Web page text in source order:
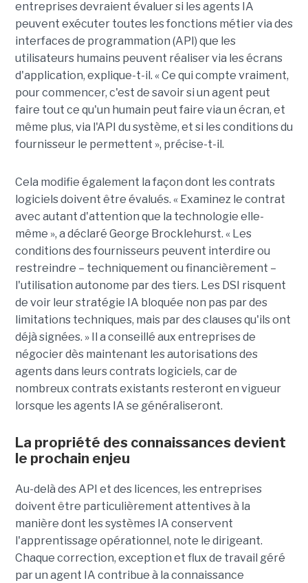
entreprises devraient évaluer si les agents IA
peuvent exécuter toutes les fonctions métier via des
interfaces de programmation (API) que les
utilisateurs humains peuvent réaliser via les écrans
d'application, explique-t-il. « Ce qui compte vraiment,
pour commencer, c'est de savoir si un agent peut
faire tout ce qu'un humain peut faire via un écran, et
même plus, via l'API du système, et si les conditions du
fournisseur le permettent », précise-t-il.
Cela modifie également la façon dont les contrats
logiciels doivent être évalués. « Examinez le contrat
avec autant d'attention que la technologie elle-
même », a déclaré George Brocklehurst. « Les
conditions des fournisseurs peuvent interdire ou
restreindre – techniquement ou financièrement – ​​
l'utilisation autonome par des tiers. Les DSI risquent
de voir leur stratégie IA bloquée non pas par des
limitations techniques, mais par des clauses qu'ils ont
déjà signées. » Il a conseillé aux entreprises de
négocier dès maintenant les autorisations des
agents dans leurs contrats logiciels, car de
nombreux contrats existants resteront en vigueur
lorsque les agents IA se généraliseront.
La propriété des connaissances devient
le prochain enjeu
Au-delà des API et des licences, les entreprises
doivent être particulièrement attentives à la
manière dont les systèmes IA conservent
l'apprentissage opérationnel, note le dirigeant.
Chaque correction, exception et flux de travail géré
par un agent IA contribue à la connaissance